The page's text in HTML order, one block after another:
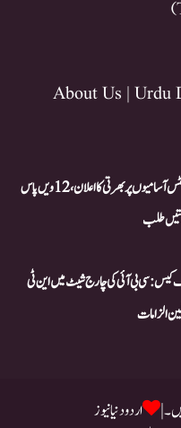
About Us | Urdu
IOCL میں 433 اپرنٹس آسامیوں پر بھرتی کا اعلان، 12ویں پاس
طلب
2026 پیپر لیک کیس: سی بی آئی کی چارج شیٹ میں این ٹی
الزامات
اردو دنیا نیوز